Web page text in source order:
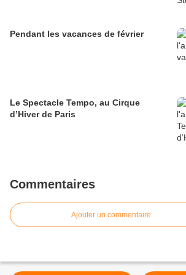
Pendant les vacances de février
Le Spectacle Tempo, au Cirque
d’Hiver de Paris
Commentaires
Ajouter un commentaire